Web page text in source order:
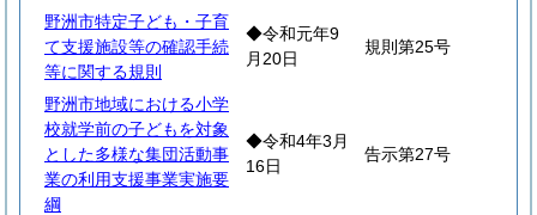
野洲市特定子ども・子育
て支援施設等の確認手続
等に関する規則
◆令和元年9
月20日
規則第25号
野洲市地域における小学
校就学前の子どもを対象
とした多様な集団活動事
業の利用支援事業実施要
綱
◆令和4年3月
16日
告示第27号